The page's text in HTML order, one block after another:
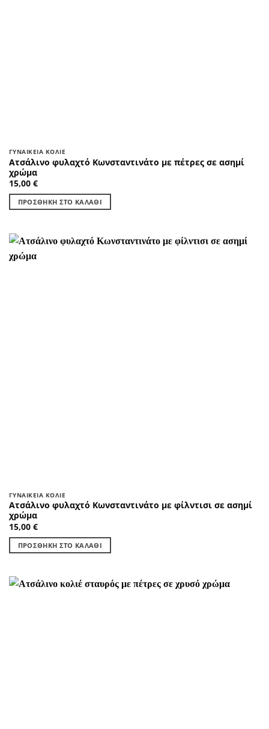
ΓΥΝΑΙΚΕΊΑ ΚΟΛΙΈ
Ατσάλινο φυλαχτό Κωνσταντινάτο με πέτρες σε ασημί
χρώμα
15,00 €
ΠΡΟΣΘΉΚΗ ΣΤΟ ΚΑΛΆΘΙ
ΓΥΝΑΙΚΕΊΑ ΚΟΛΙΈ
Ατσάλινο φυλαχτό Κωνσταντινάτο με φίλντισι σε ασημί
χρώμα
15,00 €
ΠΡΟΣΘΉΚΗ ΣΤΟ ΚΑΛΆΘΙ